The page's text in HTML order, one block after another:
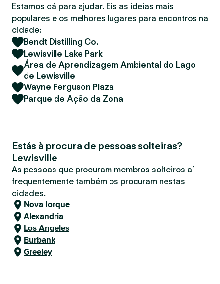
Estamos cá para ajudar. Eis as ideias mais
populares e os melhores lugares para encontros na
cidade:
Bendt Distilling Co.
Lewisville Lake Park
Área de Aprendizagem Ambiental do Lago
de Lewisville
Wayne Ferguson Plaza
Parque de Ação da Zona
Estás à procura de pessoas solteiras?
Lewisville
As pessoas que procuram membros solteiros aí
frequentemente também os procuram nestas
cidades.
Nova Iorque
Alexandria
Los Angeles
Burbank
Greeley